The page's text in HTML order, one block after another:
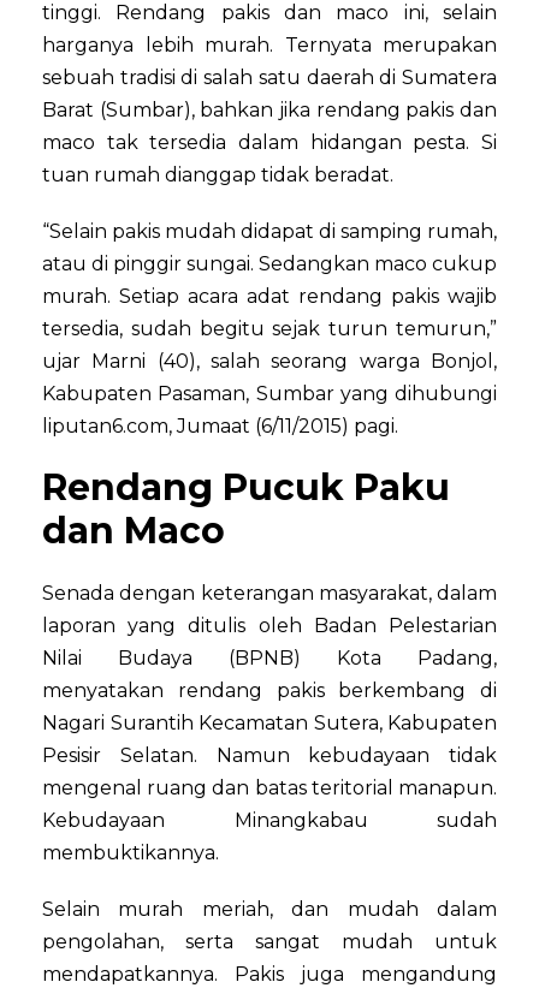
tinggi. Rendang pakis dan maco ini, selain
harganya lebih murah. Ternyata merupakan
sebuah tradisi di salah satu daerah di Sumatera
Barat (Sumbar), bahkan jika rendang pakis dan
maco tak tersedia dalam hidangan pesta. Si
tuan rumah dianggap tidak beradat.
“Selain pakis mudah didapat di samping rumah,
atau di pinggir sungai. Sedangkan maco cukup
murah. Setiap acara adat rendang pakis wajib
tersedia, sudah begitu sejak turun temurun,”
ujar Marni (40), salah seorang warga Bonjol,
Kabupaten Pasaman, Sumbar yang dihubungi
liputan6.com, Jumaat (6/11/2015) pagi.
Rendang Pucuk Paku
dan Maco
Senada dengan keterangan masyarakat, dalam
laporan yang ditulis oleh Badan Pelestarian
Nilai Budaya (BPNB) Kota Padang,
menyatakan rendang pakis berkembang di
Nagari Surantih Kecamatan Sutera, Kabupaten
Pesisir Selatan. Namun kebudayaan tidak
mengenal ruang dan batas teritorial manapun.
Kebudayaan Minangkabau sudah
membuktikannya.
Selain murah meriah, dan mudah dalam
pengolahan, serta sangat mudah untuk
mendapatkannya. Pakis juga mengandung